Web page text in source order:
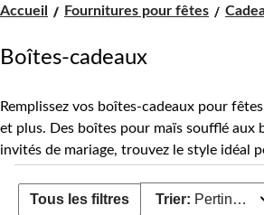
pour
Accueil Fournitures pour fêtes
Boîtes-cadeaux
Remplissez vos boîtes-cadeaux pour
et plus. Des boîtes pour maïs soufflé aux
invités de mariage, trouvez le style idéal
Tous les filtres Trier: Pertinence